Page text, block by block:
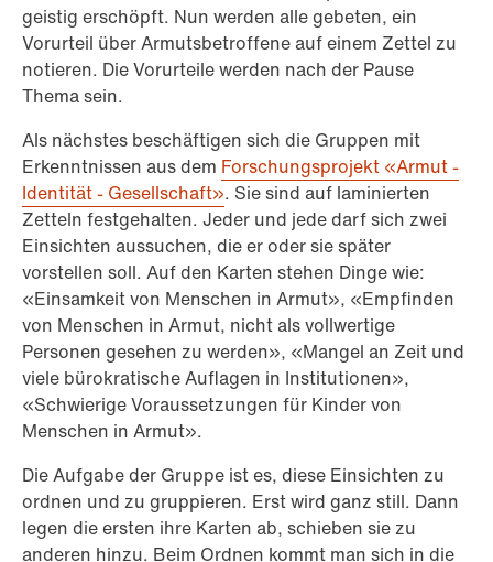
geistig erschöpft. Nun werden alle gebeten, ein
Vorurteil über Armutsbetroffene auf einem Zettel zu
notieren. Die Vorurteile werden nach der Pause
Thema sein.
Als nächstes beschäftigen sich die Gruppen mit
Erkenntnissen aus dem Forschungsprojekt «Armut -
Identität - Gesellschaft». Sie sind auf laminierten
Zetteln festgehalten. Jeder und jede darf sich zwei
Einsichten aussuchen, die er oder sie später
vorstellen soll. Auf den Karten stehen Dinge wie:
«Einsamkeit von Menschen in Armut», «Empfinden
von Menschen in Armut, nicht als vollwertige
Personen gesehen zu werden», «Mangel an Zeit und
viele bürokratische Auflagen in Institutionen»,
«Schwierige Voraussetzungen für Kinder von
Menschen in Armut».
Die Aufgabe der Gruppe ist es, diese Einsichten zu
ordnen und zu gruppieren. Erst wird ganz still. Dann
legen die ersten ihre Karten ab, schieben sie zu
anderen hinzu. Beim Ordnen kommt man sich in die